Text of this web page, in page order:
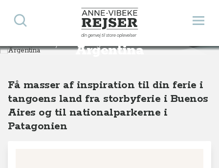
Anne-Vibeke Rejser
din genvej til store oplevelser
Åbn
Søg
Argentina
Destinationer Sydamerika Argentina
Få masser af inspiration til din ferie i
tangoens land fra storbyferie i Buenos
Aires og til nationalparkerne i
Patagonien